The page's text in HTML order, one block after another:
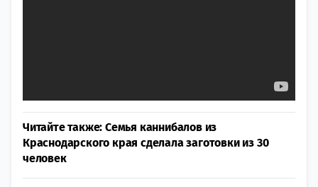
Читайте также: Семья каннибалов из
Краснодарского края сделала заготовки из 30
человек